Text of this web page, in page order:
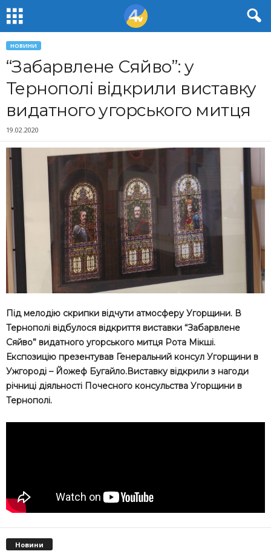
НОВИНИ
“Забарвлене Сяйво”: у
Тернополі відкрили виставку
видатного угорського митця
19.02.2020
Під мелодію скрипки відчути атмосферу Угорщини. В
Тернополі відбулося відкриття виставки “Забарвлене
Сяйво” видатного угорського митця Рота Мікші.
Експозицію презентував Генеральний консул Угорщини в
Ужгороді – Йожеф Бугайло.Виставку відкрили з нагоди
річниці діяльності Почесного консульства Угорщини в
Тернополі.
Новини